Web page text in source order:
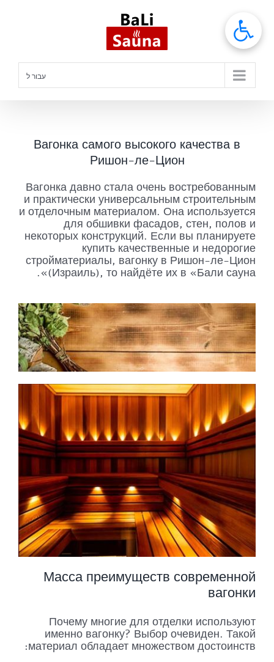
עבור ל
Вагонка самого высокого качества в
Ришон-ле-Цион
Вагонка давно стала очень востребованным
и практически универсальным строительным
и отделочным материалом. Она используется
для обшивки фасадов, стен, полов и
некоторых конструкций. Если вы планируете
купить качественные и недорогие
стройматериалы, вагонку в Ришон-ле-Цион
(Израиль), то найдёте их в «Бали сауна».
Масса преимуществ современной
вагонки
Почему многие для отделки используют
именно вагонку? Выбор очевиден. Такой
материал обладает множеством достоинств: